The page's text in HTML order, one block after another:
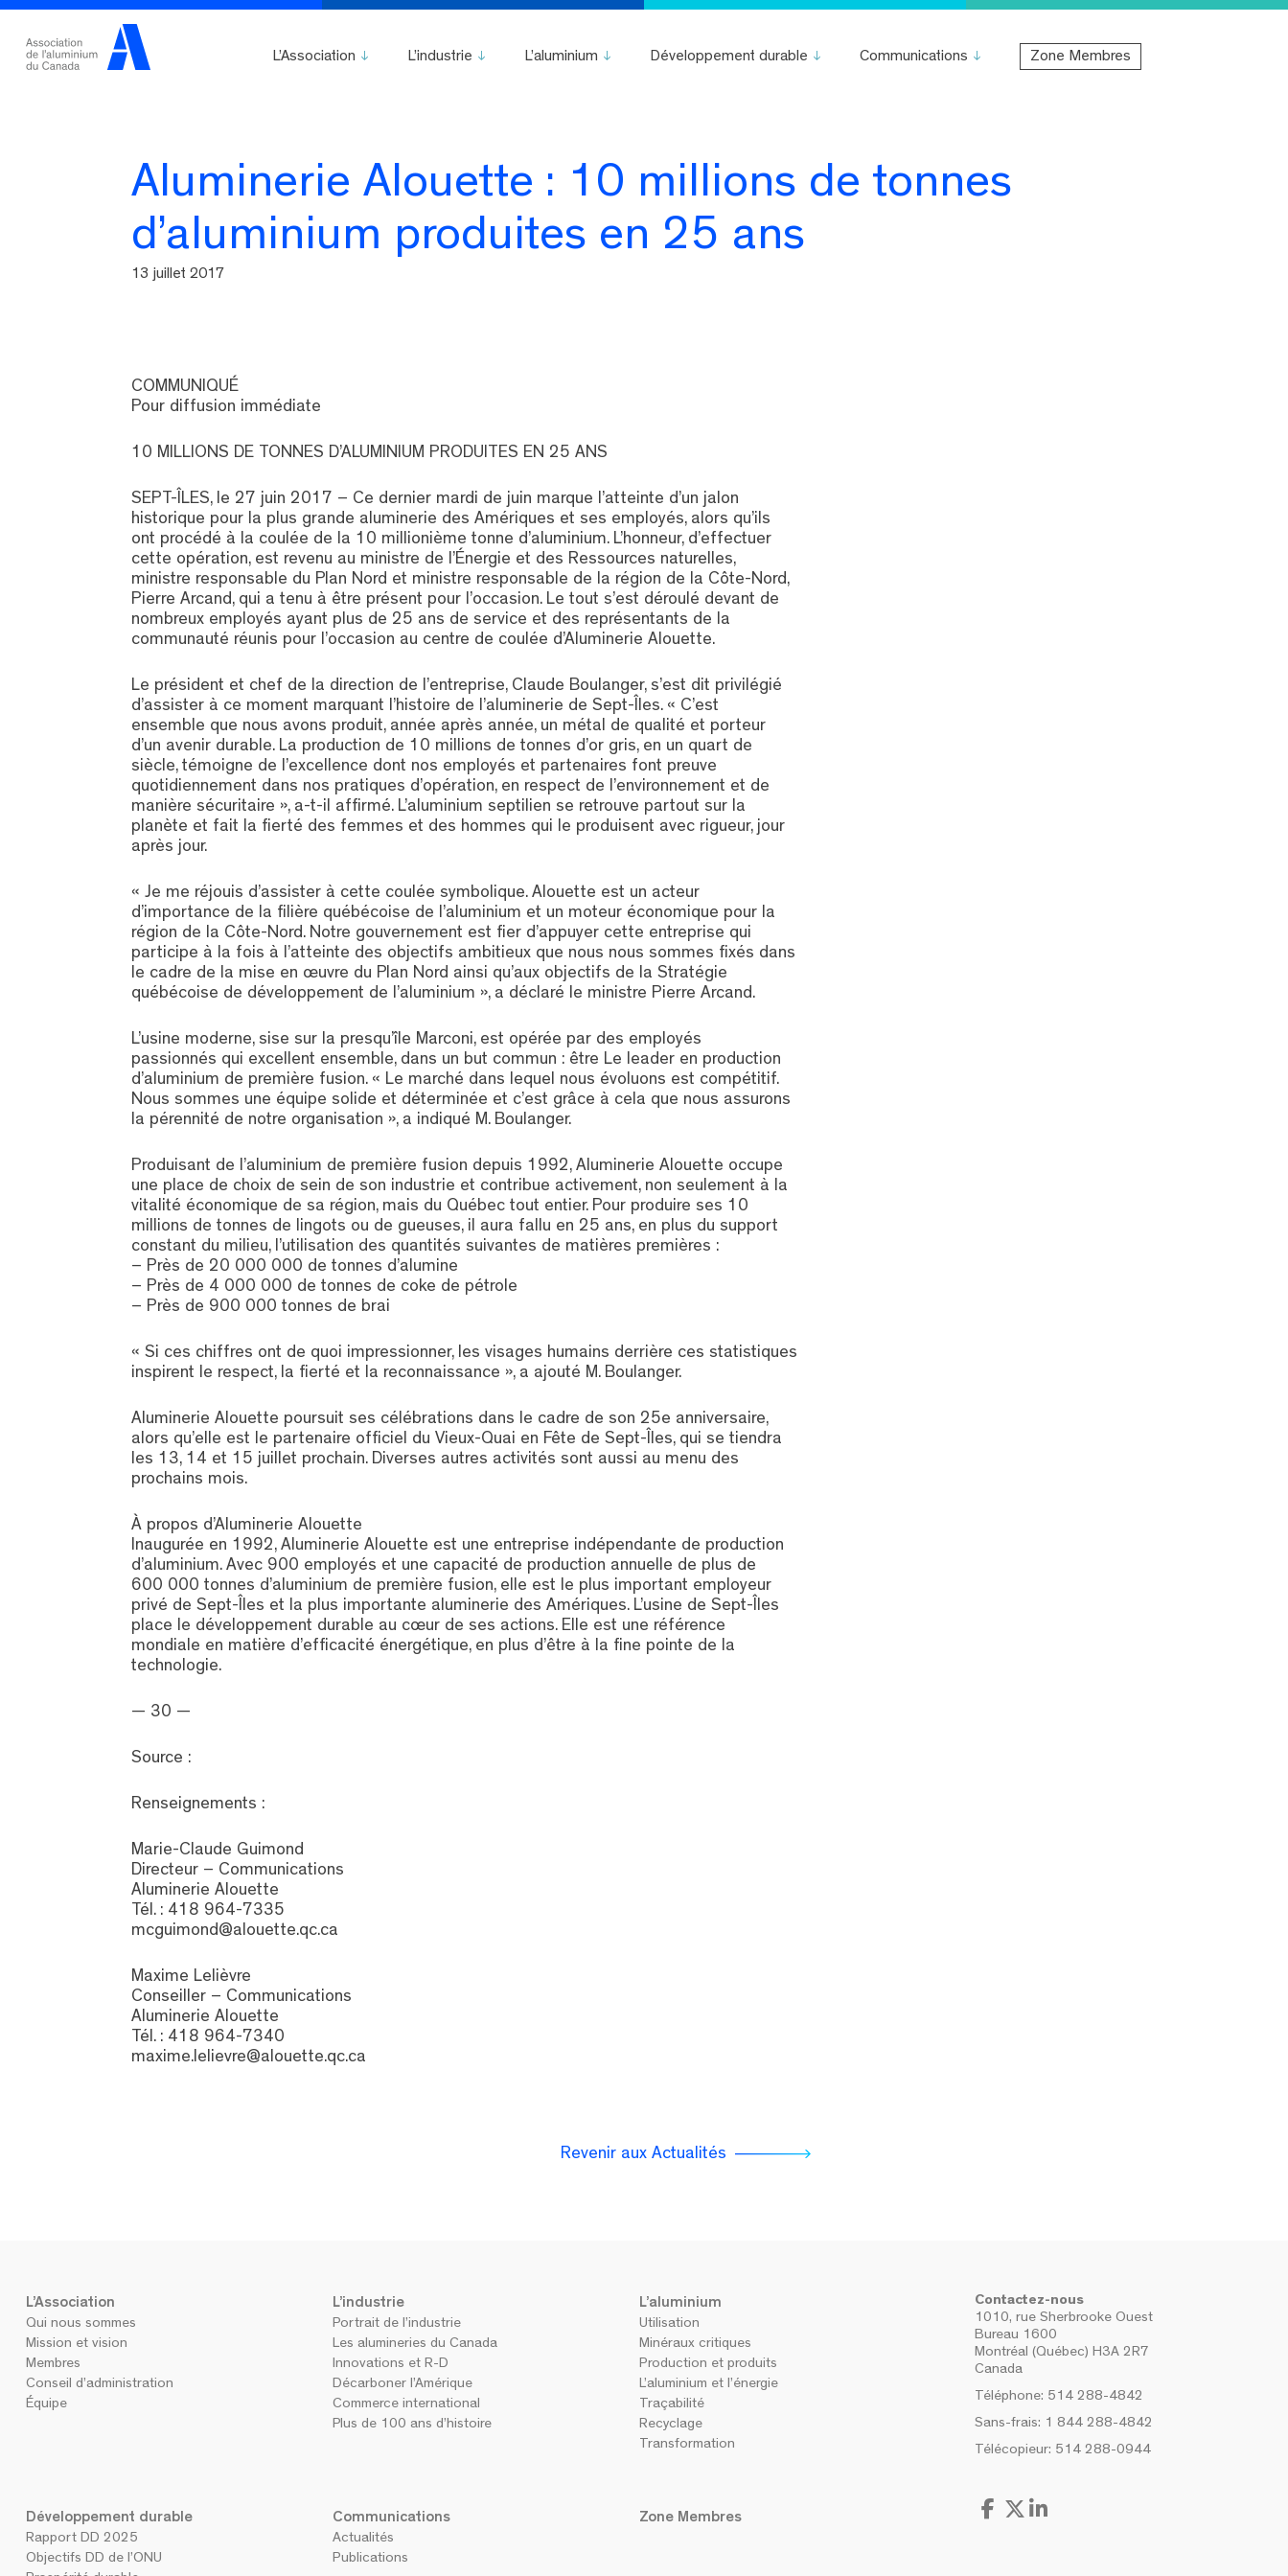
L’Association L’industrie L’aluminium Développement durable Communications Zone Membres
Aluminerie Alouette : 10 millions de tonnes
d’aluminium produites en 25 ans
13 juillet 2017
COMMUNIQUÉ
Pour diffusion immédiate
10 MILLIONS DE TONNES D’ALUMINIUM PRODUITES EN 25 ANS
SEPT-ÎLES, le 27 juin 2017 – Ce dernier mardi de juin marque l’atteinte d’un jalon
historique pour la plus grande aluminerie des Amériques et ses employés, alors qu’ils
ont procédé à la coulée de la 10 millionième tonne d’aluminium. L’honneur, d’effectuer
cette opération, est revenu au ministre de l’Énergie et des Ressources naturelles,
ministre responsable du Plan Nord et ministre responsable de la région de la Côte-Nord,
Pierre Arcand, qui a tenu à être présent pour l’occasion. Le tout s’est déroulé devant de
nombreux employés ayant plus de 25 ans de service et des représentants de la
communauté réunis pour l’occasion au centre de coulée d’Aluminerie Alouette.
Le président et chef de la direction de l’entreprise, Claude Boulanger, s’est dit privilégié
d’assister à ce moment marquant l’histoire de l’aluminerie de Sept-Îles. « C’est
ensemble que nous avons produit, année après année, un métal de qualité et porteur
d’un avenir durable. La production de 10 millions de tonnes d’or gris, en un quart de
siècle, témoigne de l’excellence dont nos employés et partenaires font preuve
quotidiennement dans nos pratiques d’opération, en respect de l’environnement et de
manière sécuritaire », a-t-il affirmé. L’aluminium septilien se retrouve partout sur la
planète et fait la fierté des femmes et des hommes qui le produisent avec rigueur, jour
après jour.
« Je me réjouis d’assister à cette coulée symbolique. Alouette est un acteur
d’importance de la filière québécoise de l’aluminium et un moteur économique pour la
région de la Côte-Nord. Notre gouvernement est fier d’appuyer cette entreprise qui
participe à la fois à l’atteinte des objectifs ambitieux que nous nous sommes fixés dans
le cadre de la mise en œuvre du Plan Nord ainsi qu’aux objectifs de la Stratégie
québécoise de développement de l’aluminium », a déclaré le ministre Pierre Arcand.
L’usine moderne, sise sur la presqu’île Marconi, est opérée par des employés
passionnés qui excellent ensemble, dans un but commun : être Le leader en production
d’aluminium de première fusion. « Le marché dans lequel nous évoluons est compétitif.
Nous sommes une équipe solide et déterminée et c’est grâce à cela que nous assurons
la pérennité de notre organisation », a indiqué M. Boulanger.
Produisant de l’aluminium de première fusion depuis 1992, Aluminerie Alouette occupe
une place de choix de sein de son industrie et contribue activement, non seulement à la
vitalité économique de sa région, mais du Québec tout entier. Pour produire ses 10
millions de tonnes de lingots ou de gueuses, il aura fallu en 25 ans, en plus du support
constant du milieu, l’utilisation des quantités suivantes de matières premières :
– Près de 20 000 000 de tonnes d’alumine
– Près de 4 000 000 de tonnes de coke de pétrole
– Près de 900 000 tonnes de brai
« Si ces chiffres ont de quoi impressionner, les visages humains derrière ces statistiques
inspirent le respect, la fierté et la reconnaissance », a ajouté M. Boulanger.
Aluminerie Alouette poursuit ses célébrations dans le cadre de son 25e anniversaire,
alors qu’elle est le partenaire officiel du Vieux-Quai en Fête de Sept-Îles, qui se tiendra
les 13, 14 et 15 juillet prochain. Diverses autres activités sont aussi au menu des
prochains mois.
À propos d’Aluminerie Alouette
Inaugurée en 1992, Aluminerie Alouette est une entreprise indépendante de production
d’aluminium. Avec 900 employés et une capacité de production annuelle de plus de
600 000 tonnes d’aluminium de première fusion, elle est le plus important employeur
privé de Sept-Îles et la plus importante aluminerie des Amériques. L’usine de Sept-Îles
place le développement durable au cœur de ses actions. Elle est une référence
mondiale en matière d’efficacité énergétique, en plus d’être à la fine pointe de la
technologie.
— 30 —
Source :
Renseignements :
Marie-Claude Guimond
Directeur – Communications
Aluminerie Alouette
Tél. : 418 964-7335
mcguimond@alouette.qc.ca
Maxime Lelièvre
Conseiller – Communications
Aluminerie Alouette
Tél. : 418 964-7340
maxime.lelievre@alouette.qc.ca
Revenir aux Actualités
L’Association
Qui nous sommes
Mission et vision
Membres
Conseil d’administration
Équipe
L’industrie
Portrait de l’industrie
Les alumineries du Canada
Innovations et R-D
Décarboner l’Amérique
Commerce international
Plus de 100 ans d’histoire
L’aluminium
Utilisation
Minéraux critiques
Production et produits
L’aluminium et l’énergie
Traçabilité
Recyclage
Transformation
Développement durable
Rapport DD 2025
Objectifs DD de l’ONU
Communications
Actualités
Publications
Zone Membres
Contactez-nous
1010, rue Sherbrooke Ouest
Bureau 1600
Montréal (Québec) H3A 2R7
Canada
Téléphone: 514 288-4842
Sans-frais: 1 844 288-4842
Télécopieur: 514 288-0944